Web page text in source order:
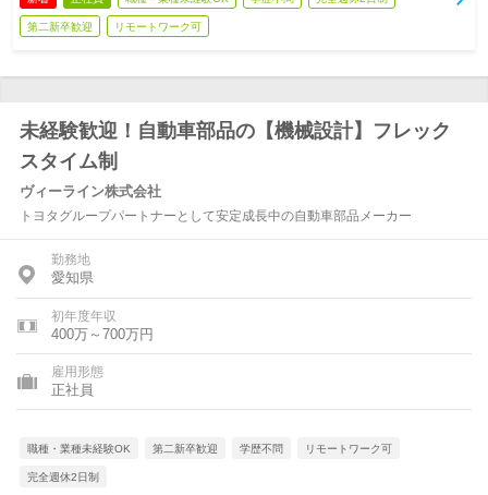
第二新卒歓迎 リモートワーク可
未経験歓迎！自動車部品の【機械設計】フレック
スタイム制
ヴィーライン株式会社
トヨタグループパートナーとして安定成長中の自動車部品メーカー
勤務地
愛知県
初年度年収
400万～700万円
雇用形態
正社員
職種・業種未経験OK 第二新卒歓迎 学歴不問 リモートワーク可
完全週休2日制